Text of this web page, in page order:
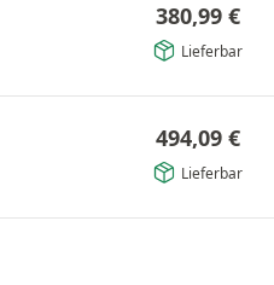
380,99 €
Lieferbar
494,09 €
Lieferbar